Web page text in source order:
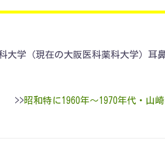
大学（現在の大阪医科薬科大学）耳
>>昭和特に1960年～1970年代・山